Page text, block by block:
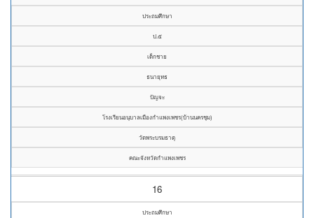
ประถมศึกษา
ป.๕
เด็กชาย
ธนายุทธ
ปัญจะ
โรงเรียนอนุบาลเมืองกำแพงเพชร(บ้านนครชุม)
วัดพระบรมธาตุ
คณะจังหวัดกำแพงเพชร
16
ประถมศึกษา